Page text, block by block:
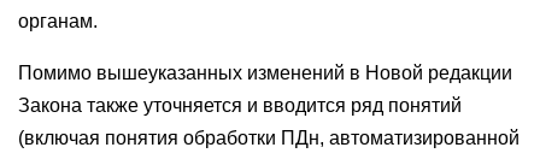
органам.
Помимо вышеуказанных изменений в Новой редакции
Закона также уточняется и вводится ряд понятий
(включая понятия обработки ПДн, автоматизированной